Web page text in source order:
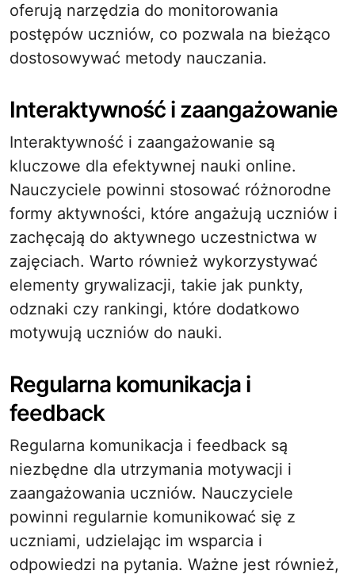
oferują narzędzia do monitorowania
postępów uczniów, co pozwala na bieżąco
dostosowywać metody nauczania.
Interaktywność i zaangażowanie
Interaktywność i zaangażowanie są
kluczowe dla efektywnej nauki online.
Nauczyciele powinni stosować różnorodne
formy aktywności, które angażują uczniów i
zachęcają do aktywnego uczestnictwa w
zajęciach. Warto również wykorzystywać
elementy grywalizacji, takie jak punkty,
odznaki czy rankingi, które dodatkowo
motywują uczniów do nauki.
Regularna komunikacja i
feedback
Regularna komunikacja i feedback są
niezbędne dla utrzymania motywacji i
zaangażowania uczniów. Nauczyciele
powinni regularnie komunikować się z
uczniami, udzielając im wsparcia i
odpowiedzi na pytania. Ważne jest również,